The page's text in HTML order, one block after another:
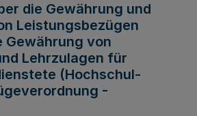
die Gewährung und
Leistungsbezügen
Gewährung von
Lehrzulagen für
(Hochschul-
-